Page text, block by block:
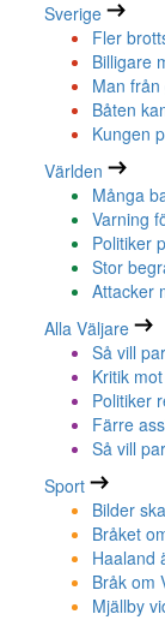
Sverige
Fler
Billigare
Man
Båten
Kungen
Världen
Många
Varning
Politiker
Stor
Attacker
Alla Väljare
Så vill
Kritik
Politiker
Färre
Så vill
Sport
Bilder
Bråket
Haaland
Bråk om
Mjällby